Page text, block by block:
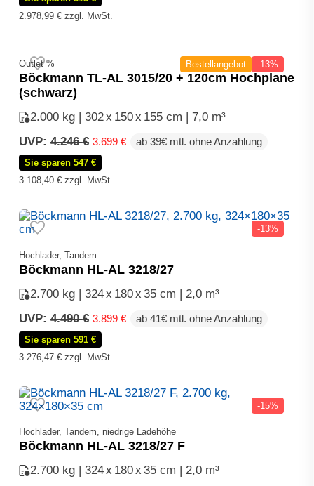
4.060 €
2.978,99 €zzgl. MwSt.
Bestellangebot -13%
Outlet %
Böckmann TL-AL 3015/20 + 120cm Hochplane
(schwarz)
2.000 kg | 302x150x155 cm | 7,0 m³
UVP: 4.246€ Ursprünglicher
Preis
war:
4.246 €
3.699 €
Aktueller
ab 39€ mtl. ohne Anzahlung
Sie sparen 547 €
3.108,40 €zzgl. MwSt.
-13%
Hochlader, Tandem
Böckmann HL-AL 3218/27
2.700 kg | 324x180x35 cm | 2,0 m³
UVP: 4.490€ Ursprünglicher
Preis
war:
4.490 €
3.899 €
Aktueller
ab 41€ mtl. ohne Anzahlung
Sie sparen 591 €
3.276,47 €zzgl. MwSt.
-15%
Hochlader, Tandem, niedrige Ladehöhe
Böckmann HL-AL 3218/27 F
2.700 kg | 324x180x35 cm | 2,0 m³